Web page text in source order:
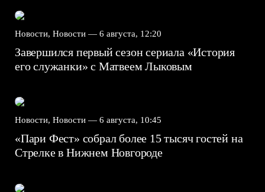
Новости, Новости — 6 августа, 12:20
Завершился первый сезон сериала «История
его служанки» с Матвеем Лыковым
Новости, Новости — 6 августа, 10:45
«Пари Фест» собрал более 15 тысяч гостей на
Стрелке в Нижнем Новгороде